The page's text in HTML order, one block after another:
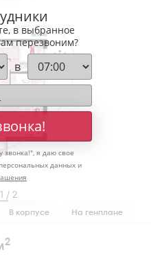
1 / 2
В корпусе На генплане
2
в выбранное
перезвоним?
в
звонка!", я даю свое
данных и